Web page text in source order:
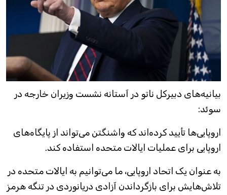
بیانیه‌های دبیرکل ناتو در آستانه نشست وزیران خارجه در
سوئد:
اروپایی‌ها تأیید کرده‌اند که واشنگتن می‌تواند از پایگاه‌های
اروپایی برای عملیات ایالات متحده استفاده کند.
به عنوان یک اتحاد اروپایی، ما می‌توانیم به ایالات متحده در
تلاش‌هایش برای بازگرداندن آزادی دریانوردی در تنگه هرمز